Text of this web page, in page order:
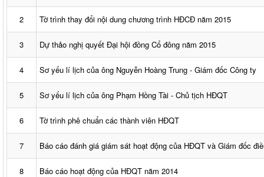
2 Tờ trình thay đổi nội dung chương trình HĐCĐ năm 2015
3 Dự thảo nghị quyết Đại hội đồng Cổ đông năm 2015
4 Sơ yếu lí lịch của ông Nguyễn Hoàng Trung - Giám đốc Công ty
5 Sơ yếu lí lịch của ông Phạm Hồng Tài - Chủ tịch HĐQT
6 Tờ trình phê chuẩn các thành viên HĐQT
7 Báo cáo đánh giá giám sát hoạt động của HĐQT và Giám đốc
8 Báo cáo hoạt động của HĐQT năm 2014